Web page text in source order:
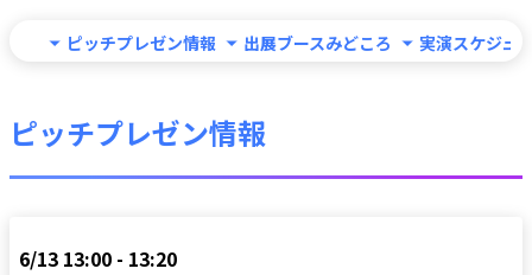
ピッチプレゼン情報 出展ブースみどころ 実演スケジュ
ピッチプレゼン情報
6/13 13:00 - 13:20